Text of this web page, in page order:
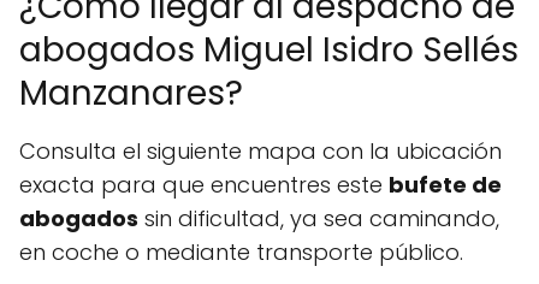
abogados Miguel Isidro Sellés
Manzanares?
Consulta el siguiente mapa con la ubicación
exacta para que encuentres este bufete de
abogados sin dificultad, ya sea caminando,
en coche o mediante transporte público.